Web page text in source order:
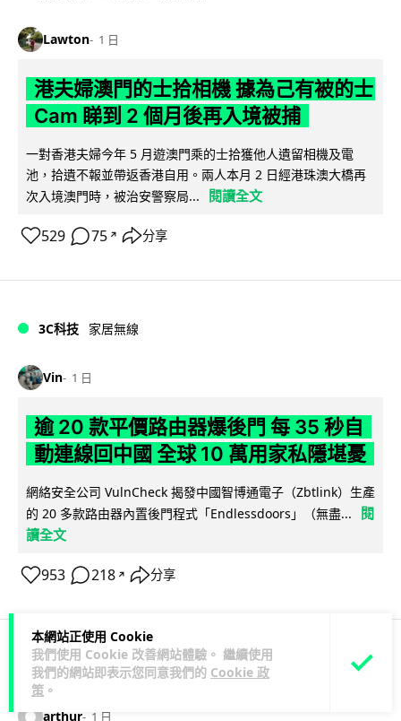
本網站正使用 Cookie
我們使用 Cookie 改善網站體驗。 繼續使用
我們的網站即表示您同意我們的 Cookie 政
策 。
Lawton 1 日
港夫婦澳門的士拾相機 據為己有被的士
Cam 睇到 2 個月後再入境被捕
一對香港夫婦今年 5 月遊澳門乘的士拾獲他人遺留相機及電
池，拾遺不報並帶返香港自用。兩人本月 2 日經港珠澳大橋再
次入境澳門時，被治安警察局...
閱讀全文
529 75 ↗ 分享
3C科技 家居無線
Vin 1 日
逾 20 款平價路由器爆後門 每 35 秒自
動連線回中國 全球 10 萬用家私隱堪憂
網絡安全公司 VulnCheck 揭發中國智博通電子（Zbtlink）生產
的 20 多款路由器內置後門程式「Endlessdoors」（無盡...
閱
讀全文
953 218 ↗ 分享
人工智能
arthur 1 日